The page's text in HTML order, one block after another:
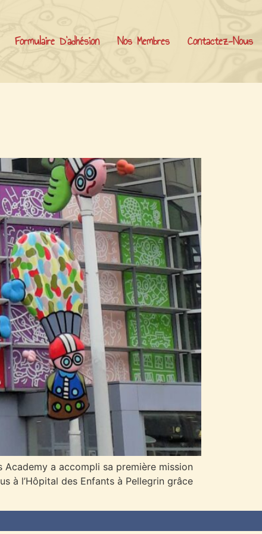
Formulaire D’adhésion Nos Membres Contactez-Nous
Academy a accompli sa première mission
à l’Hôpital des Enfants à Pellegrin grâce